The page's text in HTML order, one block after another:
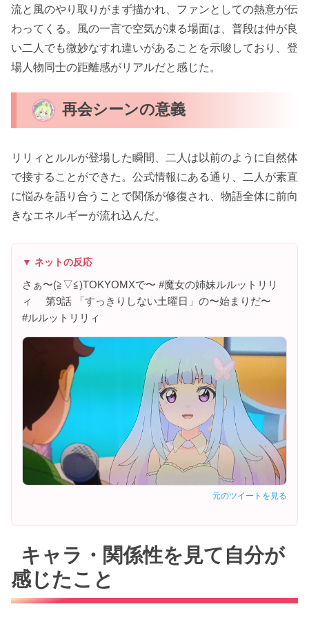
流と風のやり取りがまず描かれ、ファンとしての熱意が伝
わってくる。風の一言で空気が凍る場面は、普段は仲が良
い二人でも微妙なすれ違いがあることを示唆しており、登
場人物同士の距離感がリアルだと感じた。
再会シーンの意義
リリィとルルが登場した瞬間、二人は以前のように自然体
で接することができた。公式情報にある通り、二人が素直
に悩みを語り合うことで関係が修復され、物語全体に前向
きなエネルギーが流れ込んだ。
▼ ネットの反応
さぁ〜(⁠≧⁠▽⁠≦⁠)TOKYOMXで〜 #魔女の姉妹ルルットリリ
ィ 第9話 「すっきりしない土曜日」の〜始まりだ〜
#ルルットリリィ
元のツイートを見る
キャラ・関係性を見て自分が
感じたこと